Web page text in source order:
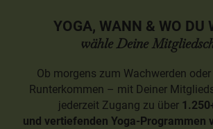
YOGA, WANN & WO DU
wähle Deine
Ob morgens zum Wachwerden
Runterkommen – mit Deiner
jederzeit Zugang zu über
und vertiefenden Yoga-Programmen